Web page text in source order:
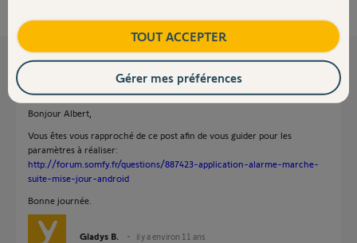
Les autres réponses
Bonjour Albert,
Vous êtes vous rapproché de ce post afin de vous guider pour les
paramètres à réaliser:
http://forum.somfy.fr/questions/887423-application-alarme-marche-
suite-mise-jour-android
Bonne journée.
Gladys B. il y a environ 11 ans
TOUT ACCEPTER
Gérer mes préférences